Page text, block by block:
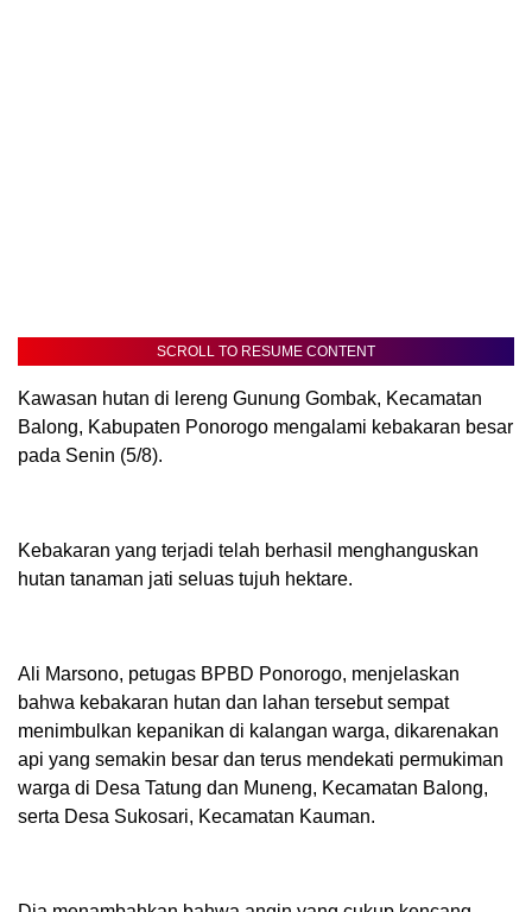
SCROLL TO RESUME CONTENT
Kawasan hutan di lereng Gunung Gombak, Kecamatan
Balong, Kabupaten Ponorogo mengalami kebakaran besar
pada Senin (5/8).
Kebakaran yang terjadi telah berhasil menghanguskan
hutan tanaman jati seluas tujuh hektare.
Ali Marsono, petugas BPBD Ponorogo, menjelaskan
bahwa kebakaran hutan dan lahan tersebut sempat
menimbulkan kepanikan di kalangan warga, dikarenakan
api yang semakin besar dan terus mendekati permukiman
warga di Desa Tatung dan Muneng, Kecamatan Balong,
serta Desa Sukosari, Kecamatan Kauman.